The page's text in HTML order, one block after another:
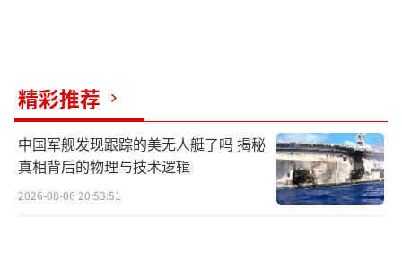
精彩推荐
中国军舰发现跟踪的美无人艇了吗 揭秘
真相背后的物理与技术逻辑
2026-08-06 20:53:51